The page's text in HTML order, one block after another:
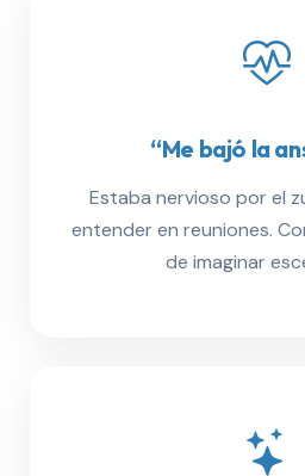
“Me bajó la
Estaba nervioso por el
entender en reuniones.
de imaginar